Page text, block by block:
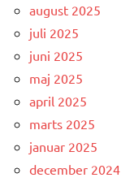
august 2025
juli 2025
juni 2025
maj 2025
april 2025
marts 2025
januar 2025
december 2024